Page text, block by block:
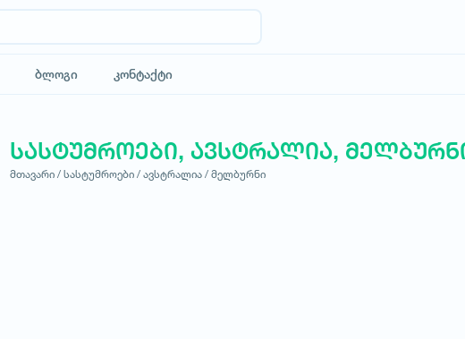
ბლოგი კონტაქტი
სასტუმროები, ავსტრალია,
მთავარი / სასტუმროები / ავსტრალია / მელბურნი